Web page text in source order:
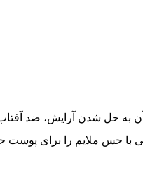
سبک آن به حل شدن آرایش،
با حس ملایم را برای